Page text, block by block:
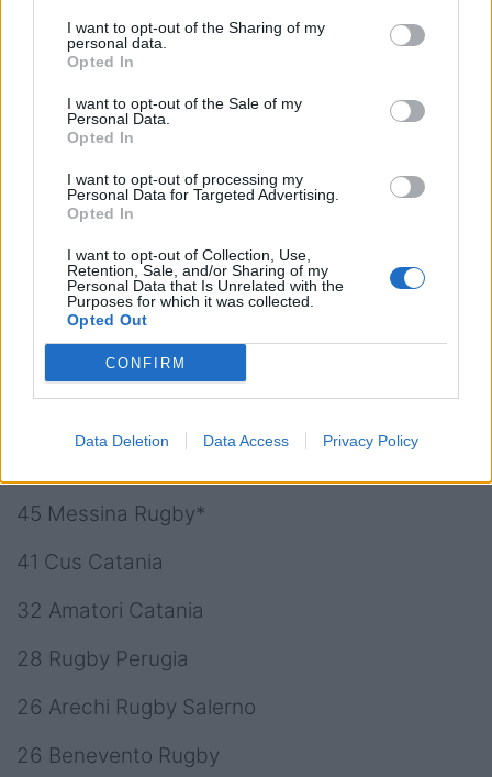
I want to opt-out of the Sharing of my
personal data.
Opted In
I want to opt-out of the Sale of my
Personal Data.
Opted In
I want to opt-out of processing my
Personal Data for Targeted Advertising.
Opted In
I want to opt-out of Collection, Use,
Retention, Sale, and/or Sharing of my
Personal Data that Is Unrelated with the
Purposes for which it was collected.
Opted Out
CONFIRM
Data Deletion Data Access Privacy Policy
Lions Alto Lazio - Capitolina cadetta 17-26
Perugia - Colleferro 45-35
Frascati - Amatori Catania 66-14
Classifica Girone 4
87 Rugby L’Aquila
78 US Roma*
75 Frascati Rugby
73 Colleferro Rugby
45 Messina Rugby*
41 Cus Catania
32 Amatori Catania
28 Rugby Perugia
26 Arechi Rugby Salerno
26 Benevento Rugby